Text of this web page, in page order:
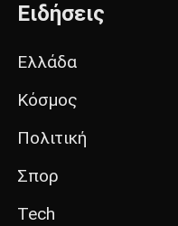
Ειδήσεις
Ελλάδα
Κόσμος
Πολιτική
Σπορ
Tech